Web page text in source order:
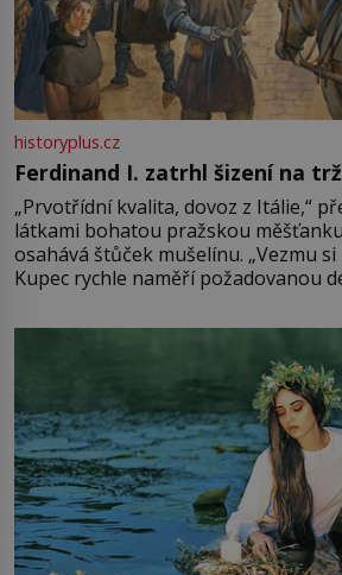
historyplus.cz
Ferdinand I. zatrhl šizení na
„Prvotřídní kvalita, dovoz z Itálie,“
látkami bohatou pražskou
osahává štůček mušelínu. „Vezmu
Kupec rychle naměří požadovanou
milostpaní. Stačí jenom na sukni,“
množství růžového mušelínu. „Ošidili